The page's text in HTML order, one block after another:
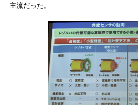
主流だった。